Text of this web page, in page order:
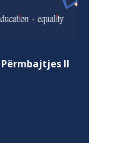
II